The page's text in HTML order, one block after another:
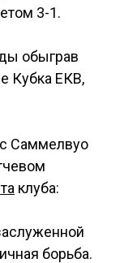
3-1.
обыграв
Кубка ЕКВ,
Саммелвуо
клуба:
борьба.